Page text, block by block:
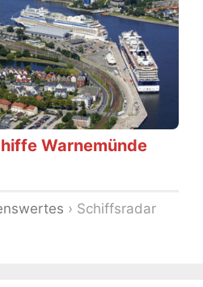
Warnemünde
› Schiffsradar